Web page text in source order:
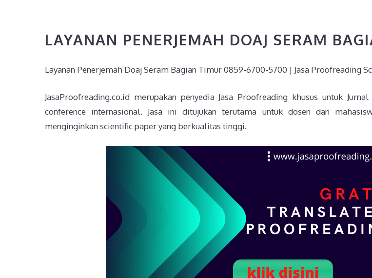
LAYANAN PENERJEMAH DOAJ SERAM
Layanan Penerjemah Doaj Seram Bagian Timur 0859-6700-5700 | Jasa Proofreading
JasaProofreading.co.id merupakan penyedia Jasa Proofreading khusus untuk
conference internasional. Jasa ini ditujukan terutama untuk dosen dan
menginginkan scientific paper yang berkualitas tinggi.